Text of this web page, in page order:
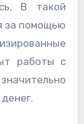
В такой
за помощью
работы с